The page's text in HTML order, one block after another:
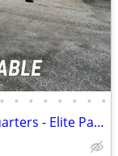
• • • • • • • •
NEW 2026 8.5x50 Sportsman Living Quarters - Elite Package